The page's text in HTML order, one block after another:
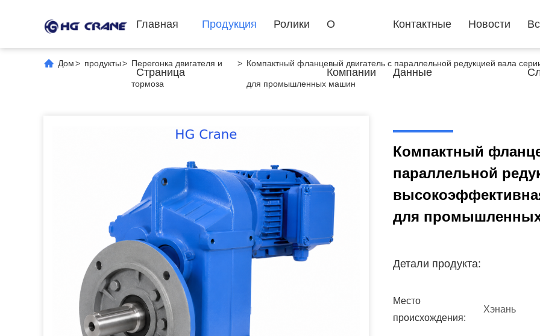
Главная
Страница
Продукция Ролики О
Компании
Контактные
Данные
Новости
Дом> продукты> Перегонка двигателя и
тормоза
> Компактный фланцевый двигатель с параллельной редукцией вала
для промышленных машин
Компактный
параллельной
для
Детали продукта:
Место
происхождения:
Хэнань